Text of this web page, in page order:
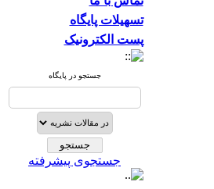
تسهیلات پایگاه
پست الکترونیک
جستجو در پایگاه
جستجوی پیشرفته